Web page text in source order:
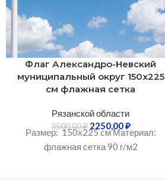
Флаг Александро-Невский
муниципальный округ 150х225
см флажная сетка
Рязанской области
3500,00₽ 2250,00₽
Размер: 150х225 см Материал:
флажная сетка 90 г/м2